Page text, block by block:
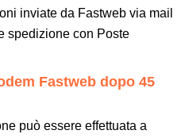
inviate da Fastweb via mail
spedizione con Poste
Fastweb dopo 45
può essere effettuata a